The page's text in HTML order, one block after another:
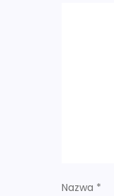
p
Nazwa *